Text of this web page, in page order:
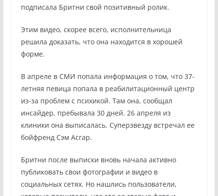
подписала Бритни свой позитивный ролик.
Этим видео, скорее всего, исполнительница
решила доказать, что она находится в хорошей
форме.
В апреле в СМИ попала информация о том, что 37-
летняя певица попала в реабилитационный центр
из-за проблем с психикой. Там она, сообщал
инсайдер, пребывала 30 дней. 26 апреля из
клиники она выписалась. Суперзвезду встречал ее
бойфренд Сэм Асгар.
Бритни после выписки вновь начала активно
публиковать свои фотографии и видео в
социальных сетях. Но нашлись пользователи,